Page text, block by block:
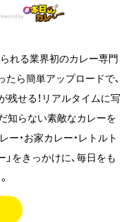
れる業界初のカレー専門
ら簡単アップロードで、
残せる！リアルタイムに写
知らない素敵なカレーを
・お家カレー・レトルト
をきっかけに、毎日をも